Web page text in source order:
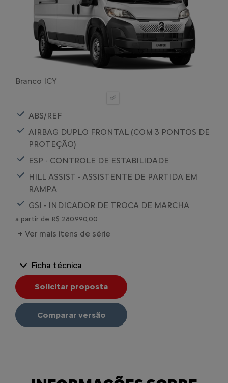
Branco ICY
ABS/REF
AIRBAG DUPLO FRONTAL (COM 3 PONTOS DE
PROTEÇÃO)
ESP - CONTROLE DE ESTABILIDADE
HILL ASSIST - ASSISTENTE DE PARTIDA EM
RAMPA
GSI - INDICADOR DE TROCA DE MARCHA
a partir de R$ 280.990,00
+ Ver mais itens de série
Ficha técnica
Solicitar proposta
Comparar versão